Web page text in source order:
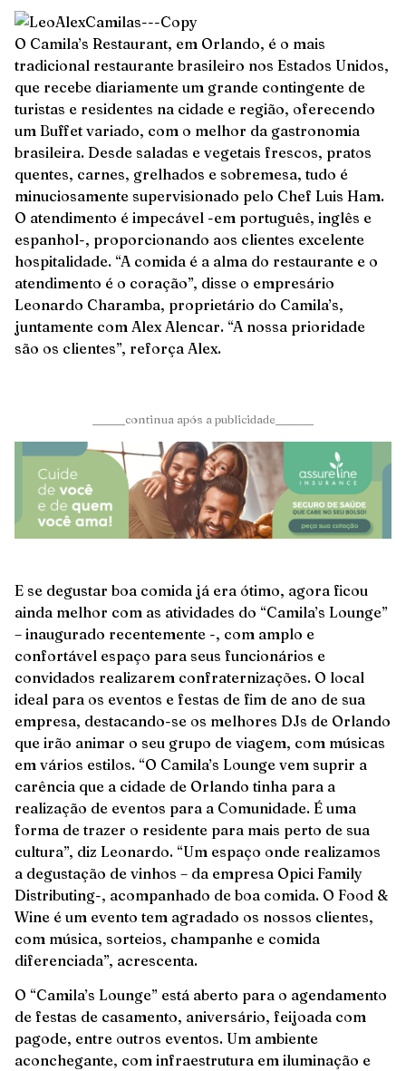
O Camila’s Restaurant, em Orlando, é o mais
tradicional restaurante brasileiro nos Estados Unidos,
que recebe diariamente um grande contingente de
turistas e residentes na cidade e região, oferecendo
um Buffet variado, com o melhor da gastronomia
brasileira. Desde saladas e vegetais frescos, pratos
quentes, carnes, grelhados e sobremesa, tudo é
minuciosamente supervisionado pelo Chef Luis Ham.
O atendimento é impecável -em português, inglês e
espanhol-, proporcionando aos clientes excelente
hospitalidade. “A comida é a alma do restaurante e o
atendimento é o coração”, disse o empresário
Leonardo Charamba, proprietário do Camila’s,
juntamente com Alex Alencar. “A nossa prioridade
são os clientes”, reforça Alex.
______continua após a publicidade_______
E se degustar boa comida já era ótimo, agora ficou
ainda melhor com as atividades do “Camila’s Lounge”
– inaugurado recentemente -, com amplo e
confortável espaço para seus funcionários e
convidados realizarem confraternizações. O local
ideal para os eventos e festas de fim de ano de sua
empresa, destacando-se os melhores DJs de Orlando
que irão animar o seu grupo de viagem, com músicas
em vários estilos. “O Camila’s Lounge vem suprir a
carência que a cidade de Orlando tinha para a
realização de eventos para a Comunidade. É uma
forma de trazer o residente para mais perto de sua
cultura”, diz Leonardo. “Um espaço onde realizamos
a degustação de vinhos – da empresa Opici Family
Distributing-, acompanhado de boa comida. O Food &
Wine é um evento tem agradado os nossos clientes,
com música, sorteios, champanhe e comida
diferenciada”, acrescenta.
O “Camila’s Lounge” está aberto para o agendamento
de festas de casamento, aniversário, feijoada com
pagode, entre outros eventos. Um ambiente
aconchegante, com infraestrutura em iluminação e